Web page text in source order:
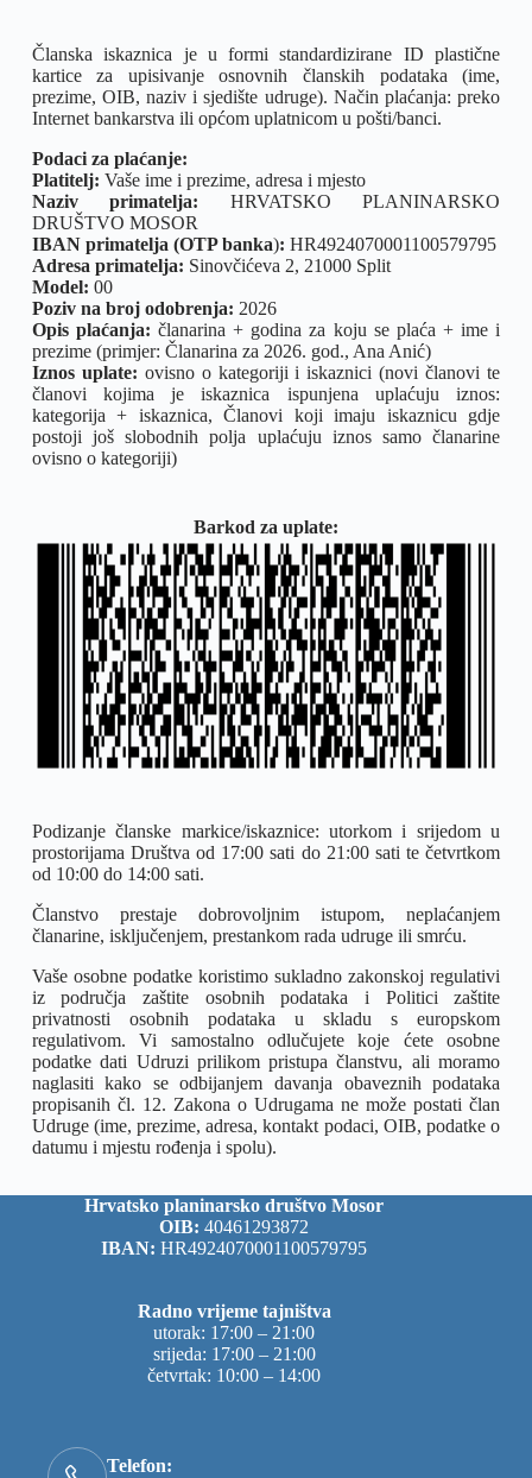
Članska iskaznica je u formi standardizirane ID plastične
kartice za upisivanje osnovnih članskih podataka (ime,
prezime, OIB, naziv i sjedište udruge). Način plaćanja: preko
Internet bankarstva ili općom uplatnicom u pošti/banci.
Podaci za plaćanje:
Platitelj: Vaše ime i prezime, adresa i mjesto
Naziv primatelja: HRVATSKO PLANINARSKO
DRUŠTVO MOSOR
IBAN primatelja (OTP banka): HR4924070001100579795
Adresa primatelja: Sinovčićeva 2, 21000 Split
Model: 00
Poziv na broj odobrenja: 2026
Opis plaćanja:članarina + godina za koju se plaća + ime i
prezime (primjer: Članarina za 2026. god., Ana Anić)
Iznos uplate: ovisno o kategoriji i iskaznici (novi članovi te
članovi kojima je iskaznica ispunjena uplaćuju iznos:
kategorija + iskaznica, Članovi koji imaju iskaznicu gdje
postoji još slobodnih polja uplaćuju iznos samo članarine
ovisno o kategoriji)
Barkod za uplate:
Podizanje članske markice/iskaznice: utorkom i srijedom u
prostorijama Društva od 17:00 sati do 21:00 sati te četvrtkom
od 10:00 do 14:00 sati.
Članstvo prestaje dobrovoljnim istupom, neplaćanjem
članarine, isključenjem, prestankom rada udruge ili smrću.
Vaše osobne podatke koristimo sukladno zakonskoj regulativi
iz područja zaštite osobnih podataka i Politici zaštite
privatnosti osobnih podataka u skladu s europskom
regulativom. Vi samostalno odlučujete koje ćete osobne
podatke dati Udruzi prilikom pristupa članstvu, ali moramo
naglasiti kako se odbijanjem davanja obaveznih podataka
propisanih čl. 12. Zakona o Udrugama ne može postati član
Udruge (ime, prezime, adresa, kontakt podaci, OIB, podatke o
datumu i mjestu rođenja i spolu).
Hrvatsko planinarsko društvo Mosor
OIB: 40461293872
IBAN: HR4924070001100579795
Radno vrijeme tajništva
utorak: 17:00 – 21:00
srijeda: 17:00 – 21:00
četvrtak: 10:00 – 14:00
Telefon: